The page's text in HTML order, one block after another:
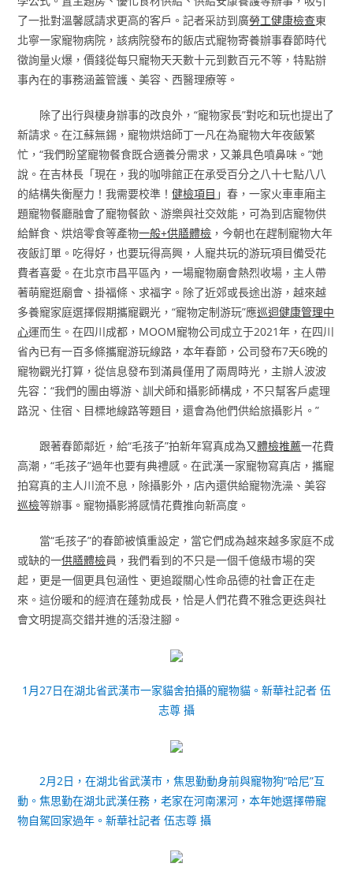
了一批對溫馨感請求更高的客戶。記者采訪到廣勞工健康檢查東
北寧一家寵物病院，該病院發布的飯店式寵物寄養辦事春節時代
徵詢量火爆，價錢從每只寵物天天數十元到數百元不等，特點辦
事內在的事務涵蓋管護、美容、西醫理療等。
除了出行與棲身辦事的改良外，“寵物家長”對吃和玩也提出了
新請求。在江蘇無錫，寵物烘焙師丁一凡在為寵物大年夜飯繁
忙，“我們盼望寵物餐食既合適養分需求，又兼具色噴鼻味。”她
說。在吉林長「現在，我的咖啡館正在承受百分之八十七點八八
的結構失衡壓力！我需要校準！健檢項目 」春，一家火車車廂主
題寵物餐廳融會了寵物餐飲、游樂與社交效能，可為到店寵物供
給鮮食、烘焙零食等產物一般+供膳體檢 ，今朝也在趕制寵物大年
夜飯訂單。吃得好，也要玩得高興，人寵共玩的游玩項目備受花
費者喜愛。在北京市昌平區內，一場寵物廟會熱烈收場，主人帶
著萌寵逛廟會、掛福條、求福字。除了近郊或長途出游，越來越
多養寵家庭選擇假期攜寵觀光，“寵物定制游玩”應巡迴健康管理中
心運而生。在四川成都，MOOM寵物公司成立于2021年，在四川
省內已有一百多條攜寵游玩線路，本年春節，公司發布7天6晚的
寵物觀光打算，從信息發布到滿員僅用了兩周時光，主辦人波波
先容：“我們的團由導游、訓犬師和攝影師構成，不只幫客戶處理
路況、住宿、目標地線路等題目，還會為他們供給旅攝影片。”
跟著春節鄰近，給“毛孩子”拍新年寫真成為又體檢推薦一花費
高潮，“毛孩子”過年也要有典禮感。在武漢一家寵物寫真店，攜寵
拍寫真的主人川流不息，除攝影外，店內還供給寵物洗澡、美容
巡檢等辦事。寵物攝影將感情花費推向新高度。
當“毛孩子”的春節被慎重設定，當它們成為越來越多家庭不成
或缺的一供膳體檢員，我們看到的不只是一個千億級市場的突
起，更是一個更具包涵性、更追蹤關心性命品德的社會正在走
來。這份暖和的經濟在蓬勃成長，恰是人們花費不雅念更迭與社
會文明提高交錯并進的活潑注腳。
1月27日在湖北省武漢市一家貓舍拍攝的寵物貓。新華社記者 伍
志尊 攝
2月2日，在湖北省武漢市，焦思勤動身前與寵物狗“哈尼”互
動。焦思勤在湖北武漢任務，老家在河南漯河，本年她選擇帶寵
物自駕回家過年。新華社記者 伍志尊 攝